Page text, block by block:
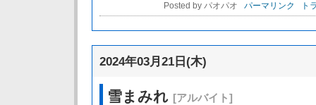
Posted by パオパオ パーマリンク ト
2024年03月21日(木)
雪まみれ [アルバイト]